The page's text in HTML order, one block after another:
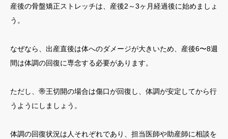
産後の骨盤矯正ストレッチは、産後2～3ヶ月経過後に始めましょ
う。
なぜなら、出産直後は体へのダメージが大きいため、産後6〜8週
間は体調の回復に専念する必要があります。
ただし、帝王切開の場合は傷口が回復し、体調が安定してから行
うようにしましょう。
体調の回復状況は人それぞれであり、担当医師や助産師に相談を